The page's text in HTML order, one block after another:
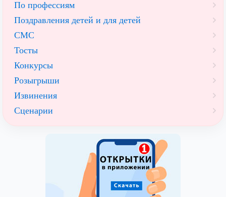
По профессиям
Поздравления детей и для детей
СМС
Тосты
Конкурсы
Розыгрыши
Извинения
Сценарии